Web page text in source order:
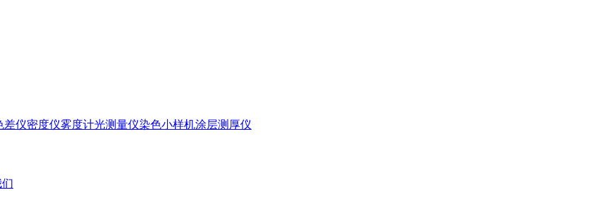
差仪密度仪雾度计光测量仪染色小样机涂层测厚仪